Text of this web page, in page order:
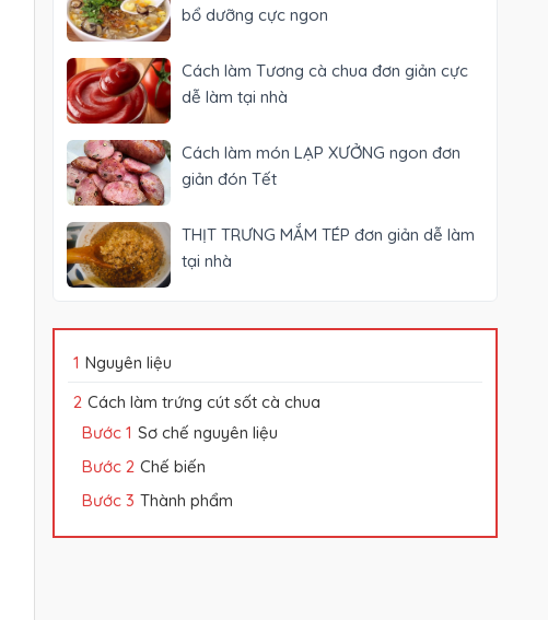
bổ dưỡng cực ngon
Cách làm Tương cà chua đơn giản cực
dễ làm tại nhà
Cách làm món LẠP XƯỞNG ngon đơn
giản đón Tết
THỊT TRƯNG MẮM TÉP đơn giản dễ làm
tại nhà
Nguyên liệu
Cách làm trứng cút sốt cà chua
Sơ chế nguyên liệu
Chế biến
Thành phẩm